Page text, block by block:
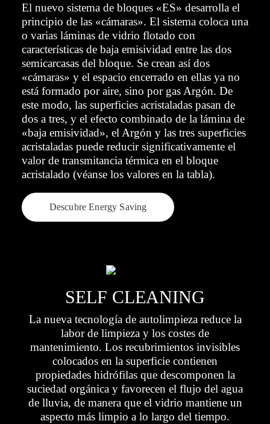
El nuevo sistema de bloques «ES» desarrolla el
principio de las «cámaras». El sistema coloca una
o varias láminas de vidrio flotado con
características de baja emisividad entre las dos
semicarcasas del bloque. Se crean así dos
«cámaras» y el espacio encerrado en ellas ya no
está formado por aire, sino por gas Argón. De
este modo, las superficies acristaladas pasan de
dos a tres, y el efecto combinado de la lámina de
«baja emisividad», el Argón y las tres superficies
acristaladas puede reducir significativamente el
valor de transmitancia térmica en el bloque
acristalado (véanse los valores en la tabla).
Descubre Energy Saving
SELF CLEANING
La nueva tecnología de autolimpieza reduce la
labor de limpieza y los costes de
mantenimiento. Los recubrimientos invisibles
colocados en la superficie contienen
propiedades hidrófilas que descomponen la
suciedad orgánica y favorecen el flujo del agua
de lluvia, de manera que el vidrio mantiene un
aspecto más limpio a lo largo del tiempo.